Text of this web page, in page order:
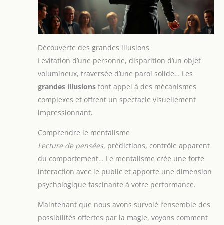
Découverte des grandes illusions
Levitation d’une personne, disparition d’un objet
volumineux, traversée d’une paroi solide… Les
grandes illusions font appel à des mécanismes
complexes et offrent un spectacle visuellement
impressionnant.
Comprendre le mentalisme
Lecture de pensées, prédictions, contrôle apparent
du comportement… Le mentalisme crée une forte
interaction avec le public et apporte une dimension
psychologique fascinante à votre performance.
Maintenant que nous avons survolé l’ensemble des
possibilités offertes par la magie, voyons comment